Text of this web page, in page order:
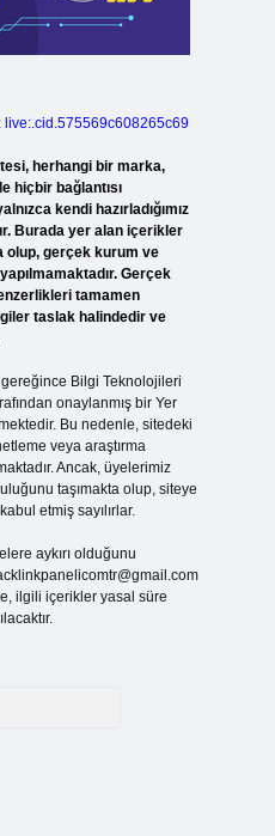
live:.cid.575569c608265c69
herhangi bir marka,
hiçbir bağlantısı
kendi hazırladığımız
Burada yer alan içerikler
olup, gerçek kurum ve
Gerçek
tamamen
taslak halindedir ve
gereğince Bilgi Teknolojileri
onaylanmış bir Yer
Bu nedenle, sitedeki
veya araştırma
Ancak, üyelerimiz
taşımakta olup, siteye
etmiş sayılırlar.
aykırı olduğunu
ilgili içerikler yasal süre